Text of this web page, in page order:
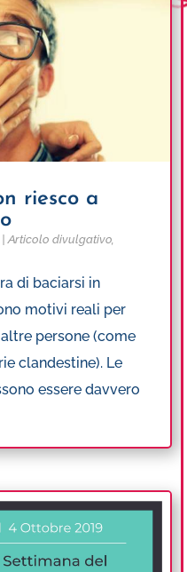
riesco a
|Articolo divulgativo
di baciarsi in
motivi reali per
persone (come
clandestine). Le
essere davvero